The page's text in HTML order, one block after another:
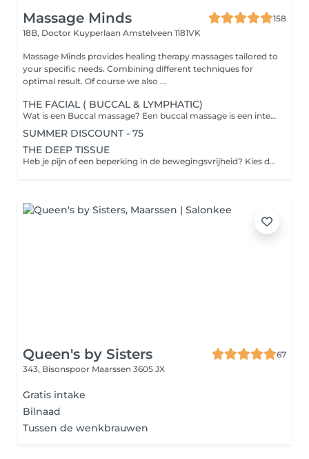
Massage Minds
158
18B, Doctor Kuyperlaan Amstelveen 1181VK
Massage Minds provides healing therapy massages tailored to
your specific needs. Combining different techniques for
optimal result. Of course we also ...
THE FACIAL ( BUCCAL & LYMPHATIC)
Wat is een Buccal massage? Een buccal massage is een intensieve gezichtsmassage waarbij de wangen, de kaaklijn en de mondspieren zowel van buitenaf als via de binnenkant van de mond worden gemasseerd. De therapeut werkt op deze manier in op de diepere lagen van de gezichtsspieren. Dit bevordert een gezonde doorbloeding en lymfedrainage, en helpt bij het verminderen van onder andere kaakspanning. Deze behandeling richt zich op het loslaten van emotionele stress die zich in de gezichtsspieren kan vastzetten, wat resulteert in een diepe ontspanning. De behandeling wordt uitgevoerd met handschoenen voor optimale hygiëne en met zorgvuldig afgestemde gezichtsoliën. Geef eventuele allergieën a.u.b. door bij de reservering.
SUMMER DISCOUNT - 75
THE DEEP TISSUE
Heb je pijn of een beperking in de bewegingsvrijheid? Kies dan de Fix. Een diepe klacht gerichte massage voor het gehele lichaam. Helpt bij stress, nek-, schouder- en rugklachten. maar ook hoofdpijn door spanning in het boven lichaam. Zelfs migraine en RSI-klachten. Sportblessures en klachten door overmatig gebruik van het lichaam door intensief sporten. Deze massage helpt je van deze klachten af door gebruik te maken van deep musculaire en fascia technieken gericht op spieren, bindweefsel, mobilisatie en triggerpoints. We combineren dus ook diepe weefsel technieken met Triggerpoint technieken en het los maken van verklevingen in de fascia. Onze massages worden altijd gegeven vanuit een holistisch oogpunt.
Queen's by Sisters
67
343, Bisonspoor Maarssen 3605 JX
Gratis intake
Bilnaad
Tussen de wenkbrauwen